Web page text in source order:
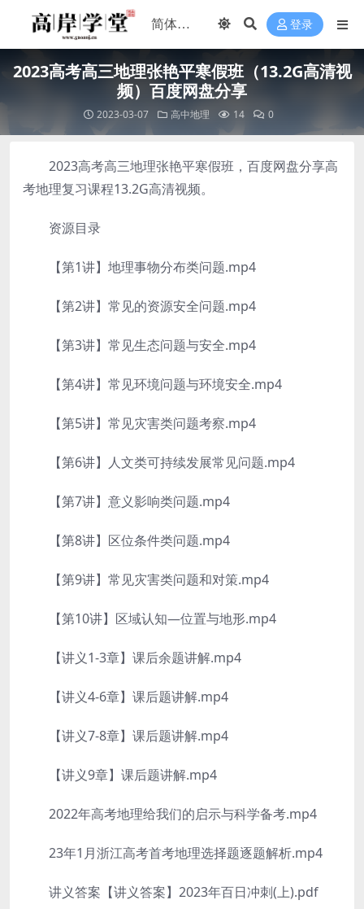
登录
2023高考高三地理张艳平寒假班（13.2G高清视
频）百度网盘分享
2023-03-07 高中地理 14 0
2023高考高三地理张艳平寒假班，百度网盘分享高
考地理复习课程13.2G高清视频。
资源目录
【第1讲】地理事物分布类问题.mp4
【第2讲】常见的资源安全问题.mp4
【第3讲】常见生态问题与安全.mp4
【第4讲】常见环境问题与环境安全.mp4
【第5讲】常见灾害类问题考察.mp4
【第6讲】人文类可持续发展常见问题.mp4
【第7讲】意义影响类问题.mp4
【第8讲】区位条件类问题.mp4
【第9讲】常见灾害类问题和对策.mp4
【第10讲】区域认知—位置与地形.mp4
【讲义1-3章】课后余题讲解.mp4
【讲义4-6章】课后题讲解.mp4
【讲义7-8章】课后题讲解.mp4
【讲义9章】课后题讲解.mp4
2022年高考地理给我们的启示与科学备考.mp4
23年1月浙江高考首考地理选择题逐题解析.mp4
讲义答案【讲义答案】2023年百日冲刺(上).pdf